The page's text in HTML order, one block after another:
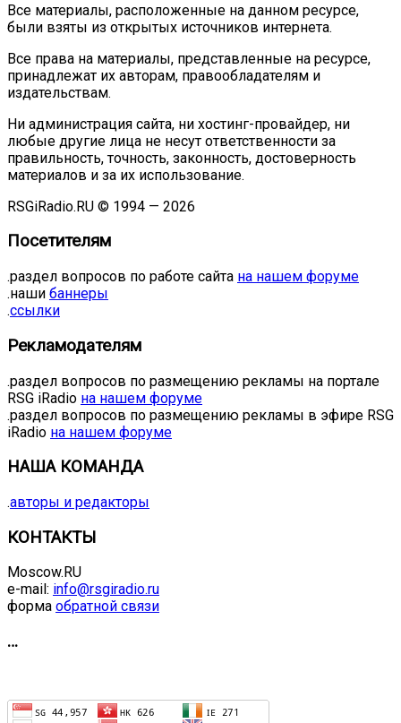
Все материалы, расположенные на данном ресурсе,
были взяты из открытых источников интернета.
Все права на материалы, представленные на ресурсе,
принадлежат их авторам, правообладателям и
издательствам.
Ни администрация сайта, ни хостинг-провайдер, ни
любые другие лица не несут ответственности за
правильность, точность, законность, достоверность
материалов и за их использование.
RSGiRadio.RU © 1994 — 2026
Посетителям
.раздел вопросов по работе сайта на нашем форуме
.наши баннеры
.ссылки
Рекламодателям
.раздел вопросов по размещению рекламы на портале
RSG iRadio на нашем форуме
.раздел вопросов по размещению рекламы в эфире RSG
iRadio на нашем форуме
НАША КОМАНДА
.авторы и редакторы
КОНТАКТЫ
Moscow.RU
e-mail: info@rsgiradio.ru
форма обратной связи
…